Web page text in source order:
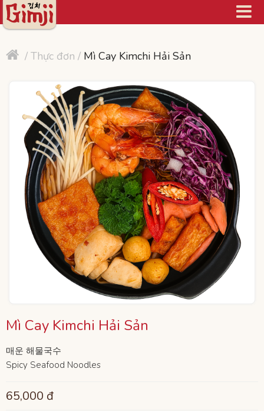

 / Thực đơn / Mì Cay Kimchi Hải Sản
Mì Cay Kimchi Hải Sản
매운 해물국수
Spicy Seafood Noodles
65,000 đ